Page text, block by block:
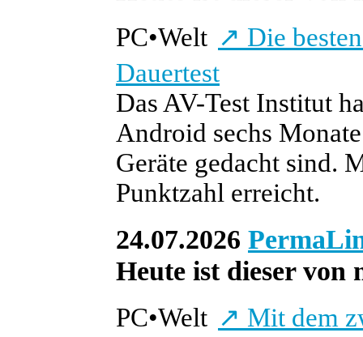
PC•Welt ↗ Die
Dauertest
Das AV-Test Institut
Android sechs
Geräte gedacht sind.
Punktzahl erreicht.
24.07.2026
Heute ist dieser von
PC•Welt ↗ Mit dem